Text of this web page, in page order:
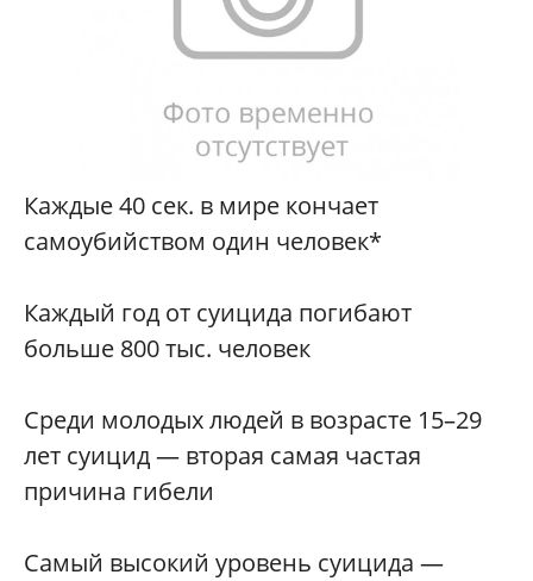
Каждые 40 сек. в мире кончает
самоубийством один человек*
Каждый год от суицида погибают
больше 800 тыс. человек
Среди молодых людей в возрасте 15–29
лет суицид — вторая самая частая
причина гибели
Самый высокий уровень суицида —